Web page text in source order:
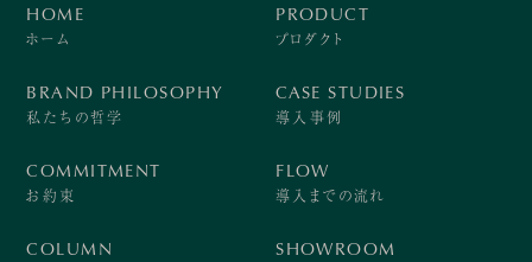
HOME
ホーム
BRAND PHILOSOPHY
私たちの哲学
COMMITMENT
お約束
PRODUCT
プロダクト
CASE STUDIES
導入事例
FLOW
導入までの流れ
COLUMN
SHOWROOM